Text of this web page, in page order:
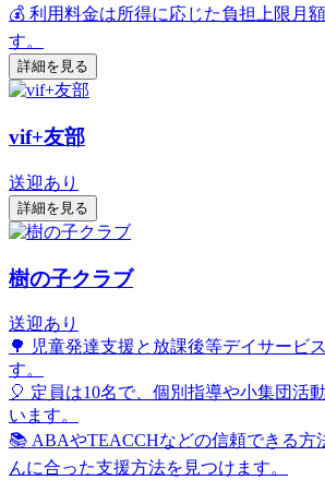
💰 利用料金は所得に応じた負担上限月
す。
詳細を見る
vif+友部
送迎あり
詳細を見る
樹の子クラブ
送迎あり
🌳 児童発達支援と放課後等デイサービ
す。
🎈 定員は10名で、個別指導や小集団活
います。
📚 ABAやTEACCHなどの信頼できる方
んに合った支援方法を見つけます。